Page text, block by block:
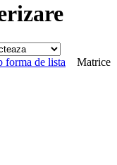
Matrice